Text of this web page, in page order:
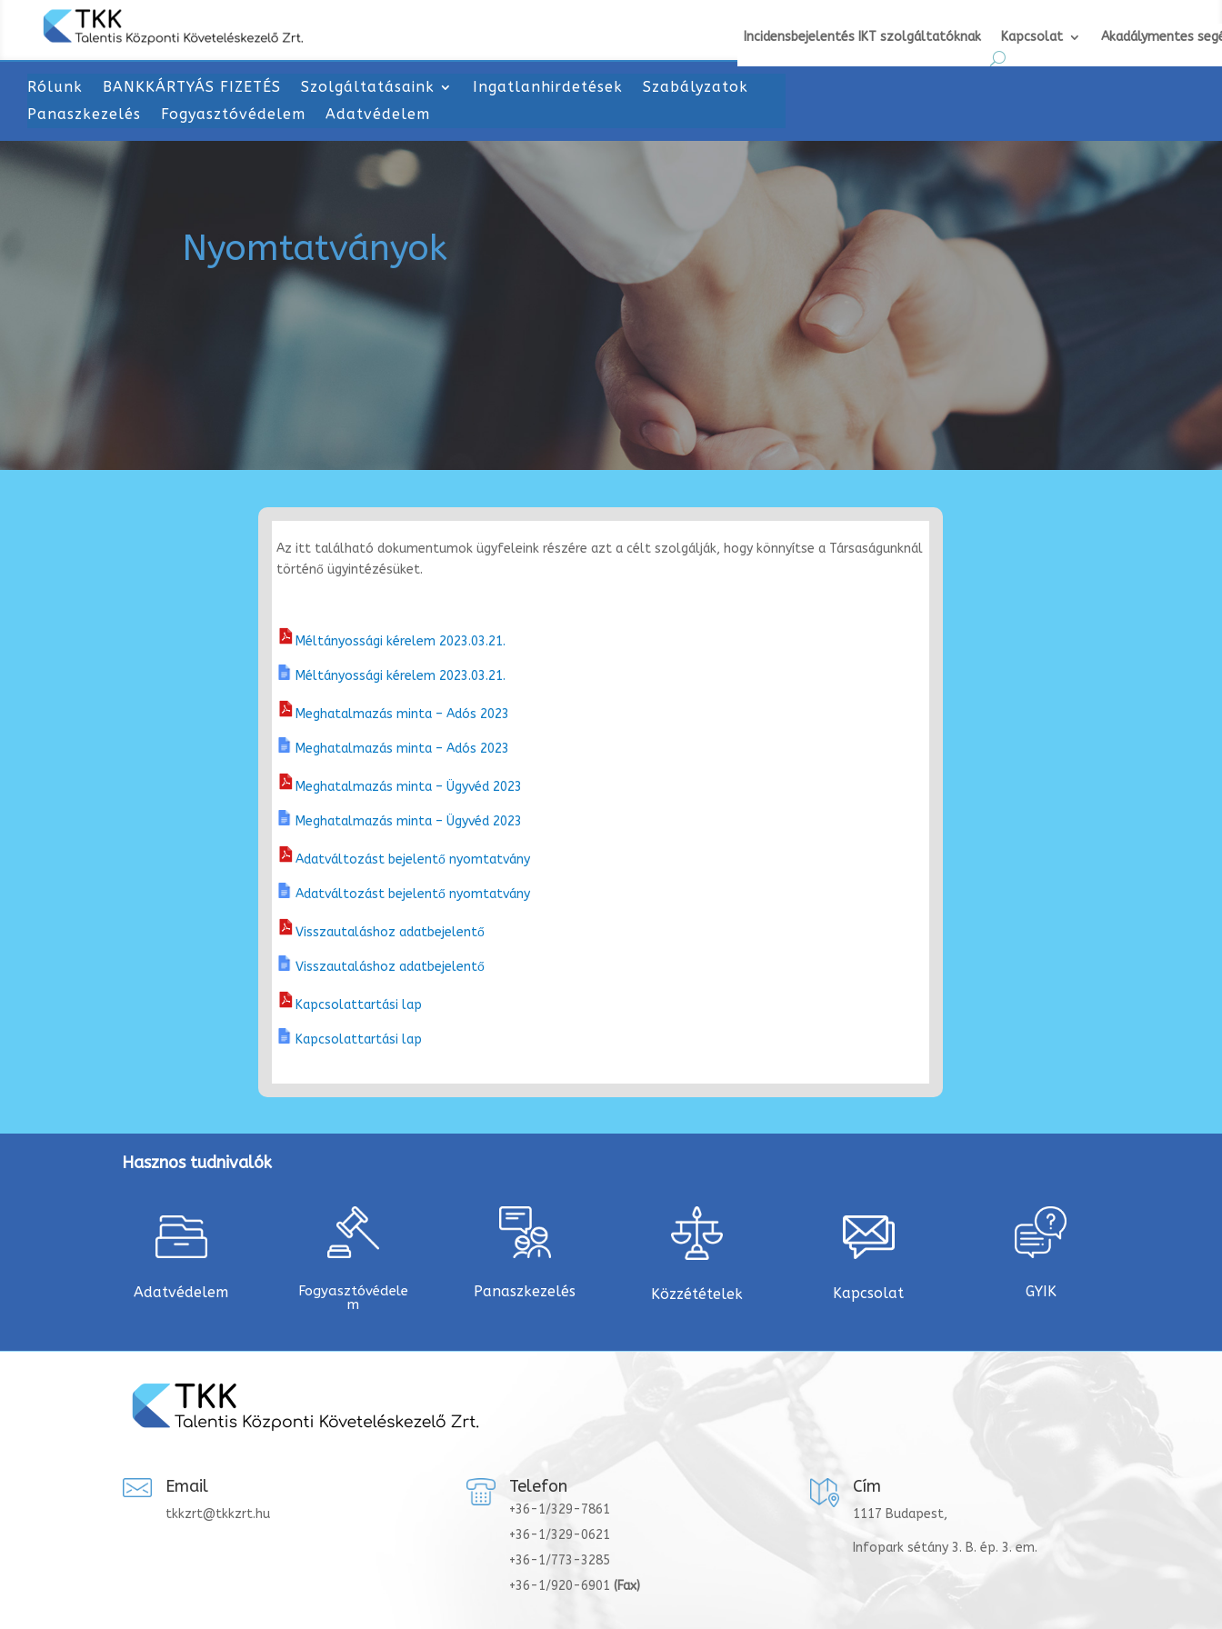
Incidensbejelentés IKT szolgáltatóknak Kapcsolat Akadálymentes
Rólunk BANKKÁRTYÁS FIZETÉS Szolgáltatásaink Ingatlanhirdetések
Szabályzatok
Panaszkezelés
Fogyasztóvédelem Adatvédelem
Nyomtatványok
Az itt található dokumentumok ügyfeleink részére azt a célt szolgálják, hogy könnyítse a Társaságunknál
történő ügyintézésüket.
Méltányossági kérelem 2023.03.21.
Méltányossági kérelem 2023.03.21.
Meghatalmazás minta – Adós 2023
Meghatalmazás minta – Adós 2023
Meghatalmazás minta – Ügyvéd 2023
Meghatalmazás minta – Ügyvéd 2023
Adatváltozást bejelentő nyomtatvány
Adatváltozást bejelentő nyomtatvány
Visszautaláshoz adatbejelentő
Visszautaláshoz adatbejelentő
Kapcsolattartási lap
Kapcsolattartási lap
Hasznos tudnivalók
Adatvédelem
Fogyasztóvédele
m
Panaszkezelés Közzétételek Kapcsolat GYIK
Email
tkkzrt@tkkzrt.hu
Telefon
+36-1/329-7861
+36-1/329-0621
+36-1/773-3285
+36-1/920-6901 (Fax)
Cím
1117 Budapest,
Infopark sétány 3. B. ép. 3. em.